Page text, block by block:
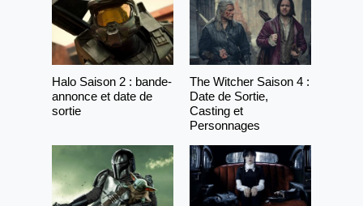
Halo Saison 2 : bande-
annonce et date de
sortie
The Witcher Saison 4 :
Date de Sortie,
Casting et
Personnages